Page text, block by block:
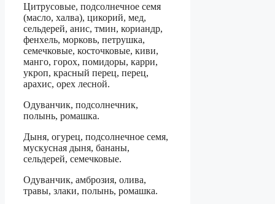
Цитрусовые, подсолнечное семя
(масло, халва), цикорий, мед,
сельдерей, анис, тмин, кориандр,
фенхель, морковь, петрушка,
семечковые, косточковые, киви,
манго, горох, помидоры, карри,
укроп, красный перец, перец,
арахис, орех лесной.
Одуванчик, подсолнечник,
полынь, ромашка.
Дыня, огурец, подсолнечное семя,
мускусная дыня, бананы,
сельдерей, семечковые.
Одуванчик, амброзия, олива,
травы, злаки, полынь, ромашка.